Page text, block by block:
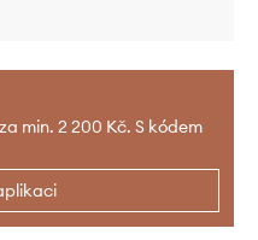
min. 2 200 Kč. S kódem